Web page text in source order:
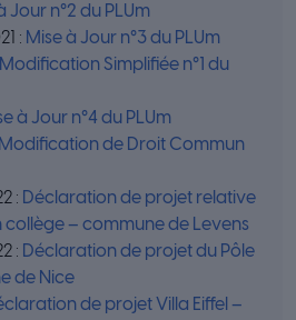
Jour n°2 du PLUm
: Mise à Jour n°3 du PLUm
Modification Simplifiée n°1 du
à Jour n°4 du PLUm
Modification de Droit Commun
: Déclaration de projet relative
collège – commune de Levens
: Déclaration de projet du Pôle
de Nice
de projet Villa Eiffel –